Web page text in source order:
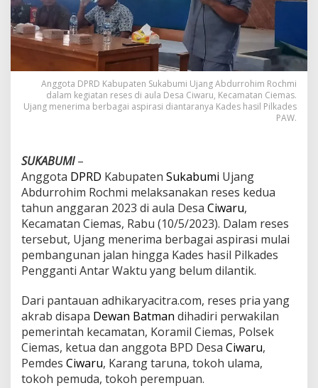
P
e
l
a
n
t
i
k
a
e
C
i
w
a
r
u
S
k
a
b
u
m
i
:
Anggota DPRD Kabupaten Sukabumi Ujang Abdurrohim Rochmi
dalam kegiatan reses di aula Desa Ciwaru, Kecamatan Ciemas.
Ujang menerima berbagai aspirasi diantaranya Kades hasil Pilkades
PAW.
SUKABUMI–
Anggota DPRD Kabupaten Sukabumi Ujang
Abdurrohim Rochmi melaksanakan reses kedua
tahun anggaran 2023 di aula Desa Ciwaru,
Kecamatan Ciemas, Rabu (10/5/2023). Dalam reses
tersebut, Ujang menerima berbagai aspirasi mulai
pembangunan jalan hingga Kades hasil Pilkades
Pengganti Antar Waktu yang belum dilantik.
Dari pantauan adhikaryacitra.com, reses pria yang
akrab disapa Dewan Batman dihadiri perwakilan
pemerintah kecamatan, Koramil Ciemas, Polsek
Ciemas, ketua dan anggota BPD Desa Ciwaru,
Pemdes Ciwaru, Karang taruna, tokoh ulama,
tokoh pemuda, tokoh perempuan.